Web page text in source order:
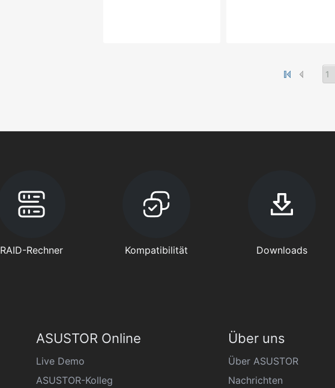
RAID-Rechner Kompatibilität Downloads
ASUSTOR Online
Live Demo
ASUSTOR-Kolleg
Über uns
Über ASUSTOR
Nachrichten